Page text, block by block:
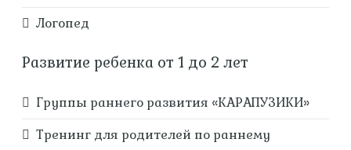
Логопед
Развитие ребенка от 1 до 2 лет
Группы раннего развития «КАРАПУЗИКИ»
Тренинг для родителей по раннему